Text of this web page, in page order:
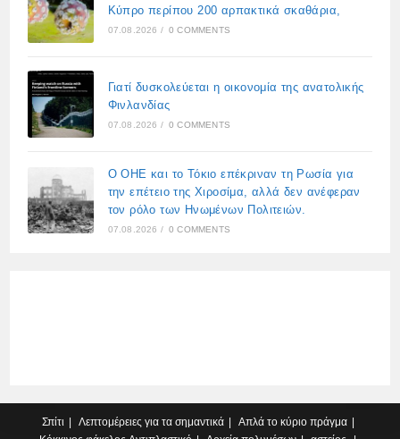
Κύπρο περίπου 200 αρπακτικά σκαθάρια,
07.08.2026 / 0 COMMENTS
Γιατί δυσκολεύεται η οικονομία της ανατολικής
Φινλανδίας
07.08.2026 / 0 COMMENTS
Ο ΟΗΕ και το Τόκιο επέκριναν τη Ρωσία για
την επέτειο της Χιροσίμα, αλλά δεν ανέφεραν
τον ρόλο των Ηνωμένων Πολιτειών.
07.08.2026 / 0 COMMENTS
Σπίτι Λεπτομέρειες για τα σημαντικά
Απλά το κύριο πράγμα